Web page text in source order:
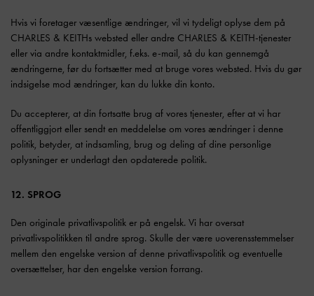
Hvis vi foretager væsentlige ændringer, vil vi tydeligt oplyse dem på
CHARLES & KEITHs websted eller andre CHARLES & KEITH-tjenester
eller via andre kontaktmidler, f.eks. e-mail, så du kan gennemgå
ændringerne, før du fortsætter med at bruge vores websted. Hvis du gør
indsigelse mod ændringer, kan du lukke din konto.
Du accepterer, at din fortsatte brug af vores tjenester, efter at vi har
offentliggjort eller sendt en meddelelse om vores ændringer i denne
politik, betyder, at indsamling, brug og deling af dine personlige
oplysninger er underlagt den opdaterede politik.
12. SPROG
Den originale privatlivspolitik er på engelsk. Vi har oversat
privatlivspolitikken til andre sprog. Skulle der være uoverensstemmelser
mellem den engelske version af denne privatlivspolitik og eventuelle
oversættelser, har den engelske version forrang.